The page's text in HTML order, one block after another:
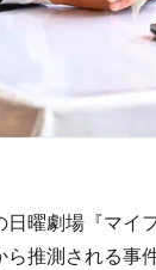
曜劇場『マイ
推測される事